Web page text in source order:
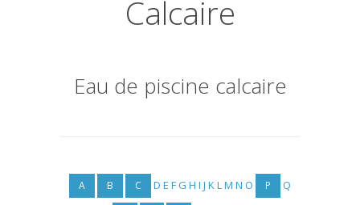
Calcaire
Eau de piscine calcaire
A B C D E F G H I J KLM N O P Q